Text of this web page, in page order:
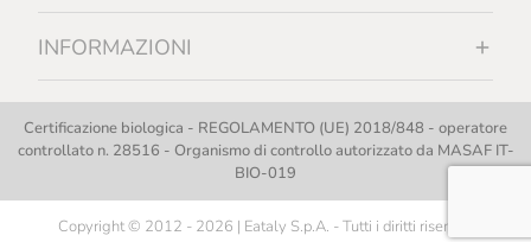
INFORMAZIONI
Certificazione biologica - REGOLAMENTO (UE) 2018/848 - operatore
controllato n. 28516 - Organismo di controllo autorizzato da MASAF IT-
BIO-019
Copyright © 2012 - 2026 | Eataly S.p.A. - Tutti i diritti riservati